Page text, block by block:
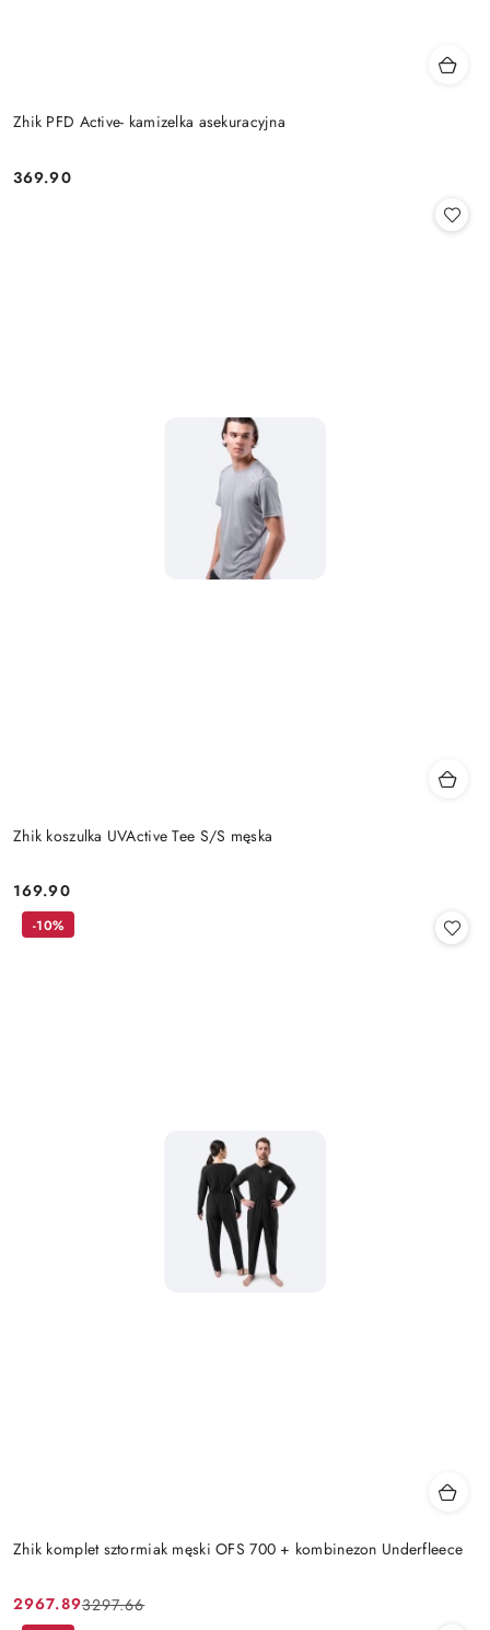
Zhik PFD Active- kamizelka asekuracyjna
Cena:
369.90
Zhik koszulka UVActive Tee S/S męska
Cena:
169.90
Zhik komplet sztormiak męski OFS 700 + kombinezon Underfleece
Cena
2967.89
Cena
3297.66
-10%